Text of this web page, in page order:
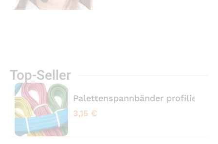
Top-Seller
Palettenspannbänder profiliert
3,15 €